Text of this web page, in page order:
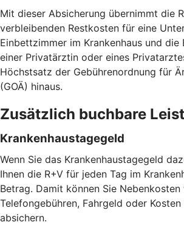
Mit dieser Absicherung übernimmt die
verbleibenden Restkosten für eine
Einbettzimmer im Krankenhaus und die
einer Privatärztin oder eines
Höchstsatz der Gebührenordnung für
(GOÄ) hinaus.
Zusätzlich buchbare
Krankenhaustagegeld
Wenn Sie das Krankenhaustagegeld
Ihnen die R+V für jeden Tag im
Betrag. Damit können Sie Nebenkosten
Telefongebühren, Fahrgeld oder
absichern.